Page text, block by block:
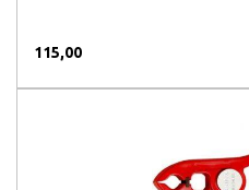
115,00